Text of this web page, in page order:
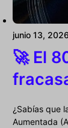
junio 13, 2026
🚀 El
¿Sabías que
Aumentada